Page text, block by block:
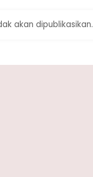
akan dipublikasikan.